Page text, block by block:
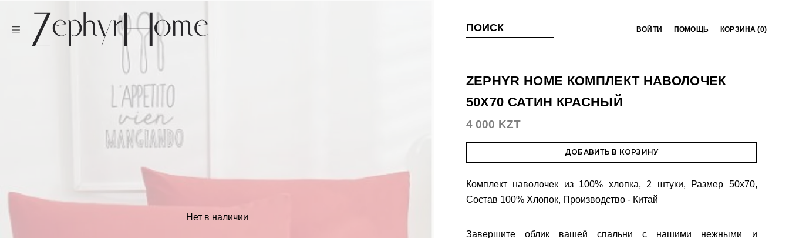
ПОИСК ВОЙТИ ПОМОЩЬ КОРЗИНА (0)
Нет в наличии
ZEPHYR HOME КОМПЛЕКТ НАВОЛОЧЕК
50Х70 САТИН КРАСНЫЙ
4 000 KZT
ДОБАВИТЬ В КОРЗИНУ
Комплект наволочек из 100% хлопка, 2 штуки, Размер 50х70,
Состав 100% Хлопок, Производство - Китай
Завершите облик вашей спальни с нашими нежными и